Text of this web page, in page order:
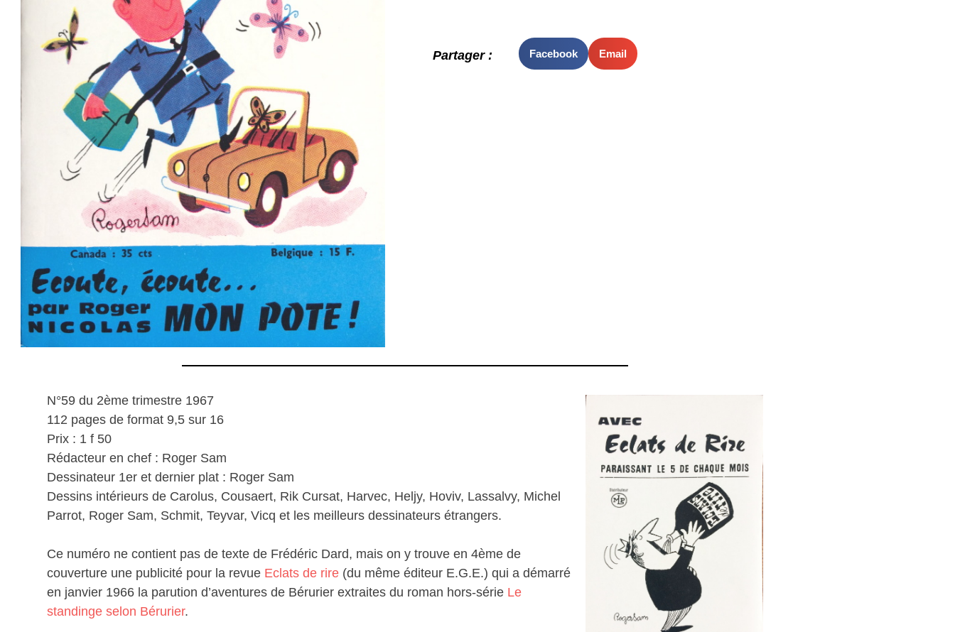
Partager : Facebook Email
N°59 du 2ème trimestre 1967
112 pages de format 9,5 sur 16
Prix : 1 f 50
Rédacteur en chef : Roger Sam
Dessinateur 1er et dernier plat : Roger Sam
Dessins intérieurs de Carolus, Cousaert, Rik Cursat, Harvec, Heljy, Hoviv, Lassalvy, Michel
Parrot, Roger Sam, Schmit, Teyvar, Vicq et les meilleurs dessinateurs étrangers.
Ce numéro ne contient pas de texte de Frédéric Dard, mais on y trouve en 4ème de
couverture une publicité pour la revue Eclats de rire (du même éditeur E.G.E.) qui a démarré
en janvier 1966 la parution d’aventures de Bérurier extraites du roman hors-série Le
standinge selon Bérurier.